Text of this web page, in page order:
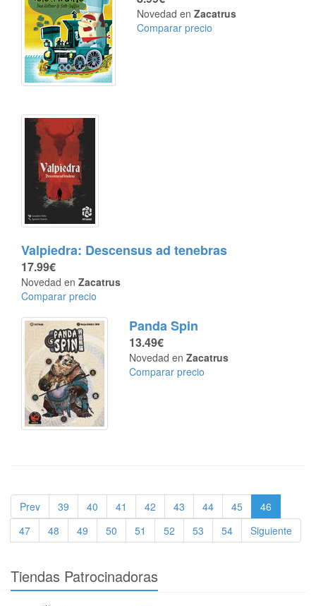
Novedad en Zacatrus
Comparar precio
Valpiedra: Descensus ad tenebras
17.99€
Novedad en Zacatrus
Comparar precio
Panda Spin
13.49€
Novedad en Zacatrus
Comparar precio
Prev 39 40 41 42 43 44 45
46
47
48 49 50 51 52 53 54 Siguiente
Tiendas Patrocinadoras